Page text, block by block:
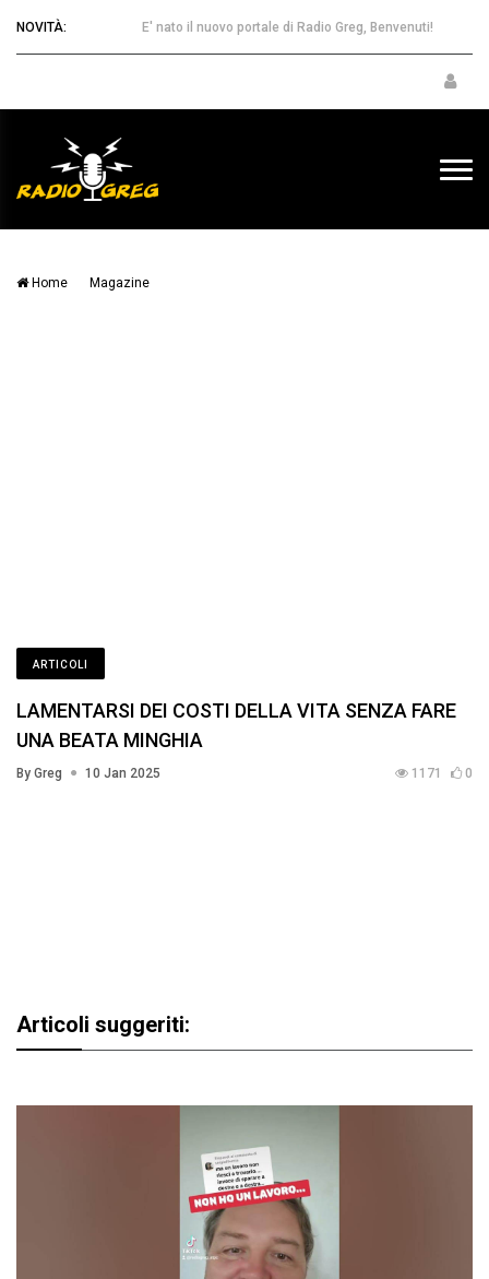
NOVITÀ: E' nato il nuovo portale di Radio Greg, Benvenuti!
Home Magazine
ARTICOLI
LAMENTARSI DEI COSTI DELLA VITA SENZA FARE
UNA BEATA MINGHIA
By Greg 10 Jan 2025 1171 0
Articoli suggeriti: